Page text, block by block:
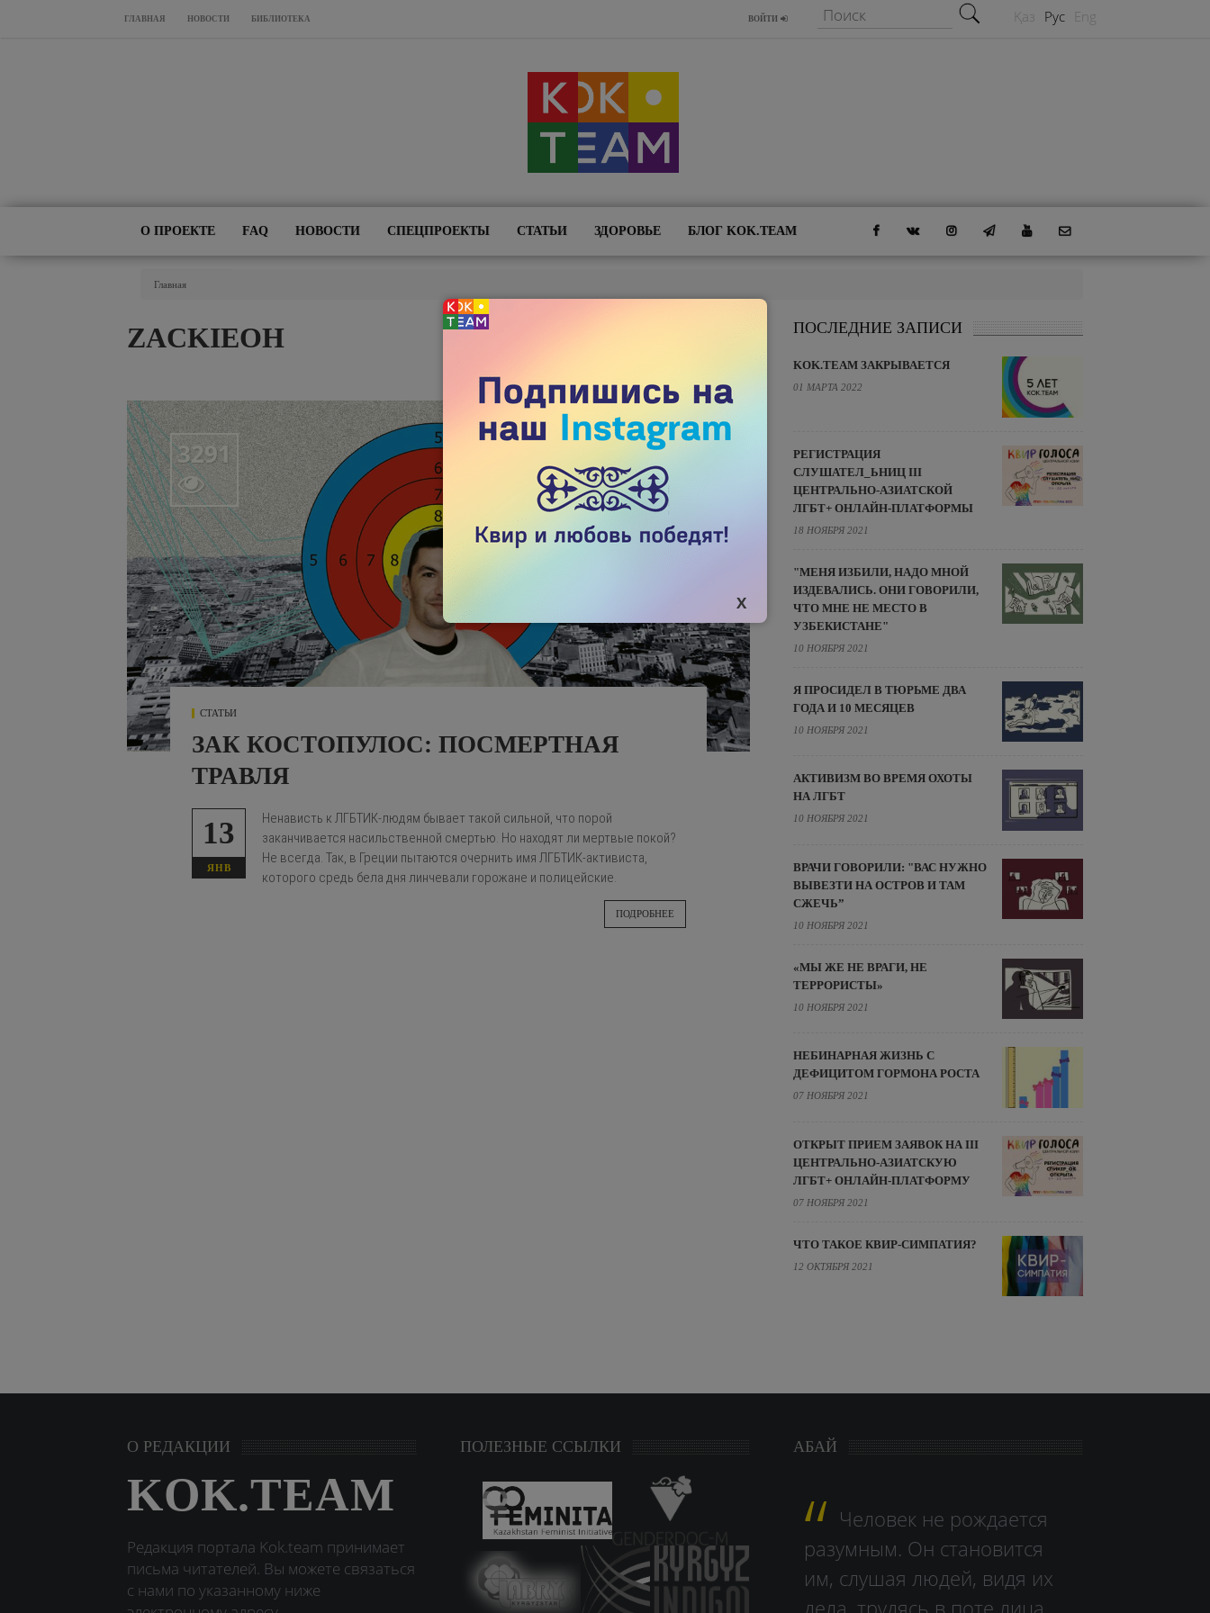
Перейти к основному содержанию
ГЛАВНАЯ НОВОСТИ БИБЛИОТЕКА ВОЙТИ
Форма поиска
Поиск Қаз Рус Eng
О ПРОЕКТЕ FAQ НОВОСТИ СПЕЦПРОЕКТЫ СТАТЬИ ЗДОРОВЬЕ БЛОГ KOK.TEAM
Главная
ZACKIEOH
3291

СТАТЬИ
ЗАК КОСТОПУЛОС: ПОСМЕРТНАЯ
ТРАВЛЯ
13
ЯНВ
Ненависть к ЛГБТИК-людям бывает такой сильной, что порой
заканчивается насильственной смертью. Но находят ли мертвые покой?
Не всегда. Так, в Греции пытаются очернить имя ЛГБТИК-активиста,
которого средь бела дня линчевали горожане и полицейские.
ПОДРОБНЕЕ
ПОСЛЕДНИЕ ЗАПИСИ
KOK.TEAM ЗАКРЫВАЕТСЯ
01 МАРТА 2022
РЕГИСТРАЦИЯ
СЛУШАТЕЛ_ЬНИЦ III
ЦЕНТРАЛЬНО-АЗИАТСКОЙ
ЛГБТ+ ОНЛАЙН-ПЛАТФОРМЫ
18 НОЯБРЯ 2021
"МЕНЯ ИЗБИЛИ, НАДО МНОЙ
ИЗДЕВАЛИСЬ. ОНИ ГОВОРИЛИ,
ЧТО МНЕ НЕ МЕСТО В
УЗБЕКИСТАНЕ"
10 НОЯБРЯ 2021
Я ПРОСИДЕЛ В ТЮРЬМЕ ДВА
ГОДА И 10 МЕСЯЦЕВ
10 НОЯБРЯ 2021
АКТИВИЗМ ВО ВРЕМЯ ОХОТЫ
НА ЛГБТ
10 НОЯБРЯ 2021
ВРАЧИ ГОВОРИЛИ: "ВАС НУЖНО
ВЫВЕЗТИ НА ОСТРОВ И ТАМ
СЖЕЧЬ”
10 НОЯБРЯ 2021
«МЫ ЖЕ НЕ ВРАГИ, НЕ
ТЕРРОРИСТЫ»
10 НОЯБРЯ 2021
НЕБИНАРНАЯ ЖИЗНЬ С
ДЕФИЦИТОМ ГОРМОНА РОСТА
07 НОЯБРЯ 2021
ОТКРЫТ ПРИЕМ ЗАЯВОК НА III
ЦЕНТРАЛЬНО-АЗИАТСКУЮ
ЛГБТ+ ОНЛАЙН-ПЛАТФОРМУ
07 НОЯБРЯ 2021
ЧТО ТАКОЕ КВИР-СИМПАТИЯ?
12 ОКТЯБРЯ 2021
О РЕДАКЦИИ
KOK.TEAM
Редакция портала Kok.team принимает
письма читателей. Вы можете связаться
с нами по указанному ниже
ПОЛЕЗНЫЕ ССЫЛКИ АБАЙ
Человек не рождается
разумным. Он становится
им, слушая людей, видя их
дела, тру­дясь в поте лица.